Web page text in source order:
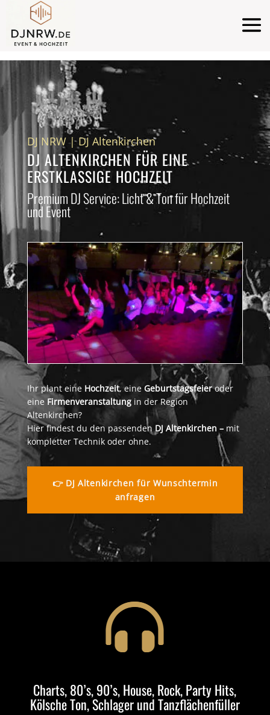
DJ NRW|DJ Altenkirchen
DJ ALTENKIRCHENFÜR EINE
ERSTKLASSIGE HOCHZEIT
Premium DJ Service: Licht & Ton für Hochzeit
und Event
Ihr plant eine Hochzeit, eine Geburtstagsfeieroder
eine Firmenveranstaltung in der Region
Altenkirchen?
Hier findest du den passenden DJ Altenkirchen – mit
kompletter Technik oder ohne.
👉 DJ Altenkirchen für Wunschtermin
anfragen
Charts, 80’s, 90’s, House, Rock, Party Hits,
Kölsche Ton, Schlager und Tanzflächenfüller